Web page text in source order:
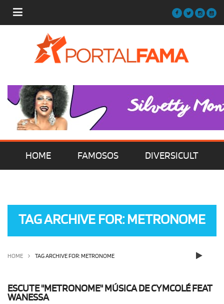
HOME FAMOSOS DIVERSICULT
OLHA ISSO! EU QUERO!
TAG ARCHIVE FOR: METRONOME
HOME TAG ARCHIVE FOR: METRONOME
ESCUTE "METRONOME" MÚSICA DE CYMCOLÉ FEAT
WANESSA